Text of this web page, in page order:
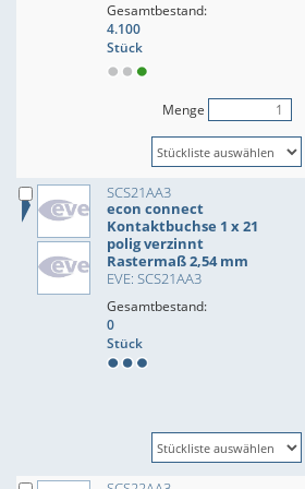
Gesamtbestand:
4.100
Stück
Menge
SCS21AA3
econ connect
Kontaktbuchse 1 x 21
polig verzinnt
Rastermaß 2,54 mm
EVE: SCS21AA3
Gesamtbestand:
0
Stück